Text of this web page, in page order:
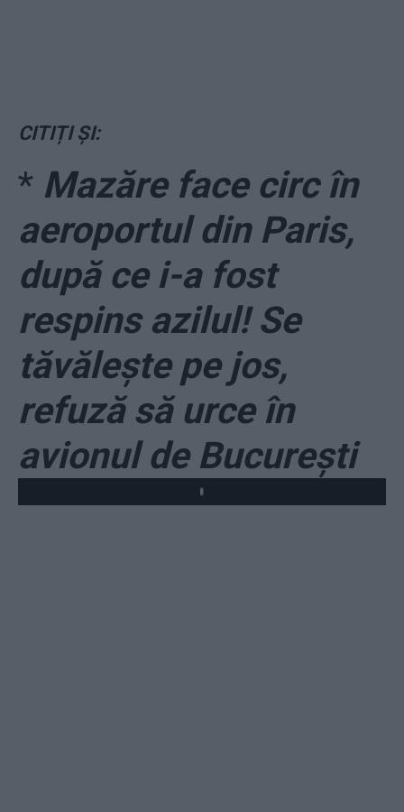
CITIȚI ȘI:
* Mazăre face circ în
aeroportul din Paris,
după ce i-a fost
respins azilul! Se
tăvălește pe jos,
refuză să urce în
avionul de București
Play